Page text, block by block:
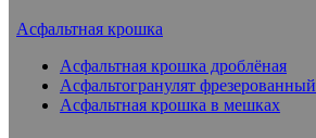
Асфальтная крошка
Асфальтная крошка дроблёная
Асфальтогранулят фрезерованный
Асфальтная крошка в мешках